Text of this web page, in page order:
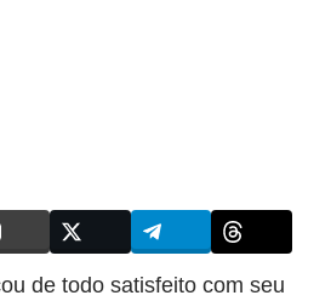
de todo satisfeito com seu